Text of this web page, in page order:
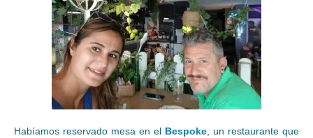
Habíamos reservado mesa en el Bespoke, un restaurante que